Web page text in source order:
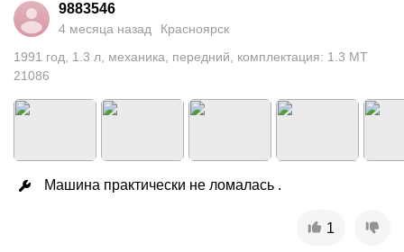
9883546
4 месяца назад
Красноярск
1991 год 1.3 л механика передний
комплектация: 1.3 MT
21086
Машина практически не ломалась .
1